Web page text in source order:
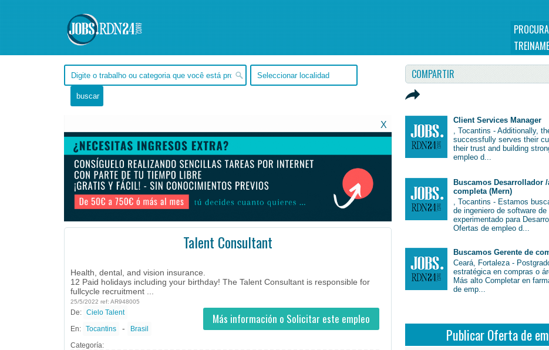
X
Talent Consultant
Health, dental, and vision insurance.
12 Paid holidays including your birthday! The Talent Consultant is responsible for
fullcycle recruitment ...
25/5/2022 ref: AR948005
Más información o Solicitar este empleo
De: Cielo Talent
En: Tocantins -
Brasil
Categoría:
COMPARTIR
Client Services Manager
, Tocantins - Additionally,
successfully serves their
their trust and building
empleo d...
Buscamos Desarrollador
completa (Mern)
, Tocantins - Estamos
de ingeniero de software de
experimentado para
Ofertas de empleo d...
Buscamos Gerente de
Ceará, Fortaleza -
estratégica en compras o
Más alto Completar en
de emp...
Publicar Oferta de